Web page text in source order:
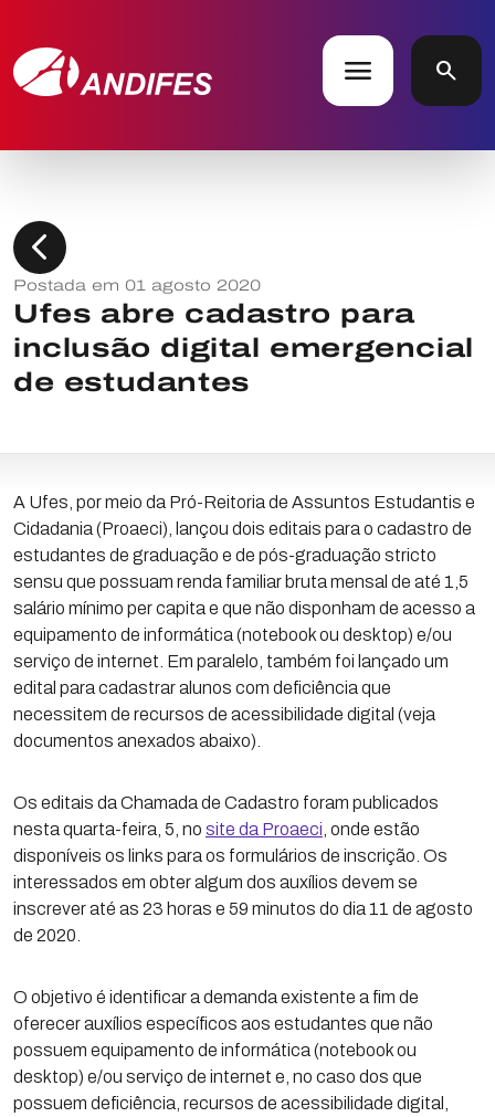
menu search
chevron_left
Postada em 01 agosto 2020
Ufes abre cadastro para
inclusão digital emergencial
de estudantes
A Ufes, por meio da Pró-Reitoria de Assuntos Estudantis e
Cidadania (Proaeci), lançou dois editais para o cadastro de
estudantes de graduação e de pós-graduação stricto
sensu que possuam renda familiar bruta mensal de até 1,5
salário mínimo per capita e que não disponham de acesso a
equipamento de informática (notebook ou desktop) e/ou
serviço de internet. Em paralelo, também foi lançado um
edital para cadastrar alunos com deficiência que
necessitem de recursos de acessibilidade digital (veja
documentos anexados abaixo).
Os editais da Chamada de Cadastro foram publicados
nesta quarta-feira, 5, no site da Proaeci , onde estão
disponíveis os links para os formulários de inscrição. Os
interessados em obter algum dos auxílios devem se
inscrever até as 23 horas e 59 minutos do dia 11 de agosto
de 2020.
O objetivo é identificar a demanda existente a fim de
oferecer auxílios específicos aos estudantes que não
possuem equipamento de informática (notebook ou
desktop) e/ou serviço de internet e, no caso dos que
possuem deficiência, recursos de acessibilidade digital,